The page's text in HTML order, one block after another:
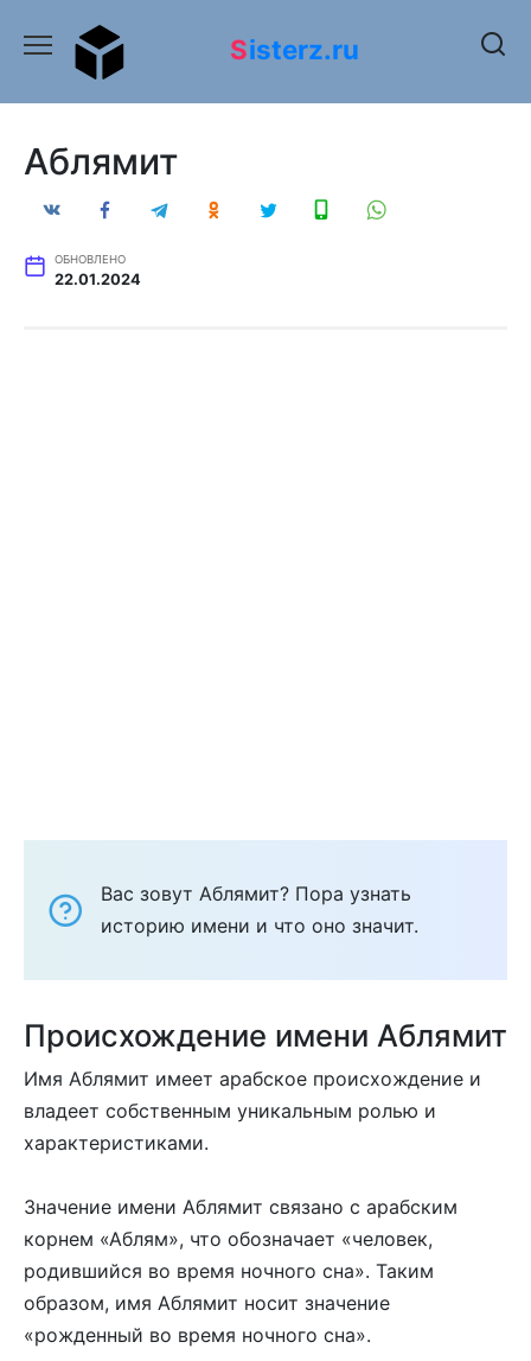
содержанию
Sisterz.ru
Аблямит
ОБНОВЛЕНО
22.01.2024
Вас зовут Аблямит? Пора узнать
историю имени и что оно значит.
Происхождение имени Аблямит
Имя Аблямит имеет арабское происхождение и
владеет собственным уникальным ролью и
характеристиками.
Значение имени Аблямит связано с арабским
корнем «Аблям», что обозначает «человек,
родившийся во время ночного сна». Таким
образом, имя Аблямит носит значение
«рожденный во время ночного сна».